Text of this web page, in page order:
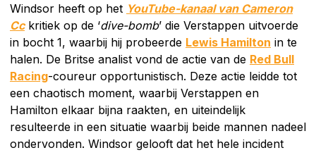
Windsor heeft op het YouTube-kanaal van Cameron
Cckritiek op de ‘dive-bomb’ die Verstappen uitvoerde
in bocht 1, waarbij hij probeerde Lewis Hamilton in te
halen. De Britse analist vond de actie van de Red Bull
Racing-coureur opportunistisch. Deze actie leidde tot
een chaotisch moment, waarbij Verstappen en
Hamilton elkaar bijna raakten, en uiteindelijk
resulteerde in een situatie waarbij beide mannen nadeel
ondervonden. Windsor gelooft dat het hele incident